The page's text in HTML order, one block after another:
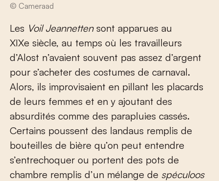
© Cameraad
Les Voil Jeannettensont apparues au
XIXe siècle, au temps où les travailleurs
d’Alost n’avaient souvent pas assez d’argent
pour s’acheter des costumes de carnaval.
Alors, ils improvisaient en pillant les placards
de leurs femmes et en y ajoutant des
absurdités comme des parapluies cassés.
Certains poussent des landaus remplis de
bouteilles de bière qu’on peut entendre
s’entrechoquer ou portent des pots de
chambre remplis d’un mélange de spéculoos